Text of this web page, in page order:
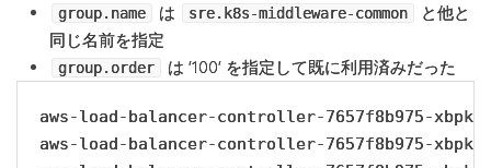
group.name は sre.k8s-middleware-common
と他と
同じ名前を指定
group.order は '100' を指定して既に利用済みだった
aws-load-balancer-controller-7657f8b975-
aws-load-balancer-controller-7657f8b975-